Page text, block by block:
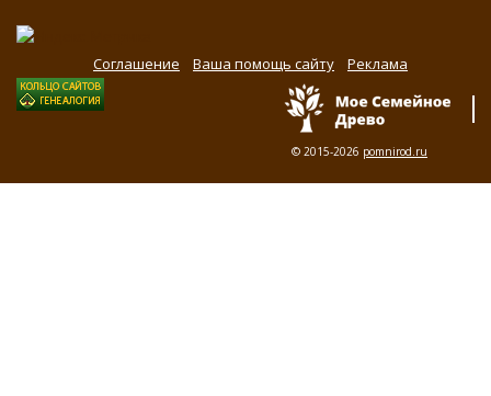
Соглашение Ваша помощь сайту Реклама
© 2015-2026 pomnirod.ru